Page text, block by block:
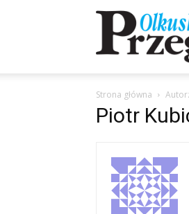
Przegląd
Olkuski
Strona główna
Piotr